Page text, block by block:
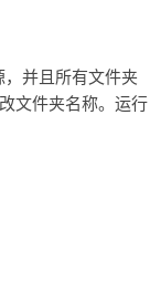
并且所有文件夹
文件夹名称。运行